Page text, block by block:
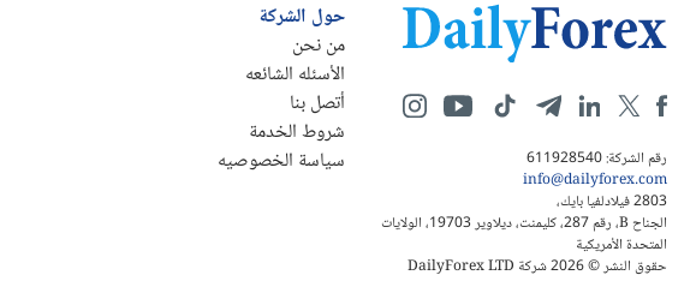
رقم الشركة: 611928540
info@dailyforex.com
2803 فيلادلفيا بايك،
الجناح B، رقم 287، كليمنت، ديلاوير 19703، الولايات
المتحدة الأمريكية
حقوق النشر © 2026 شركة DailyForex LTD
حول الشركة
من نحن
الأسئله الشائعه
أتصل بنا
شروط الخدمة
سياسة الخصوصيه